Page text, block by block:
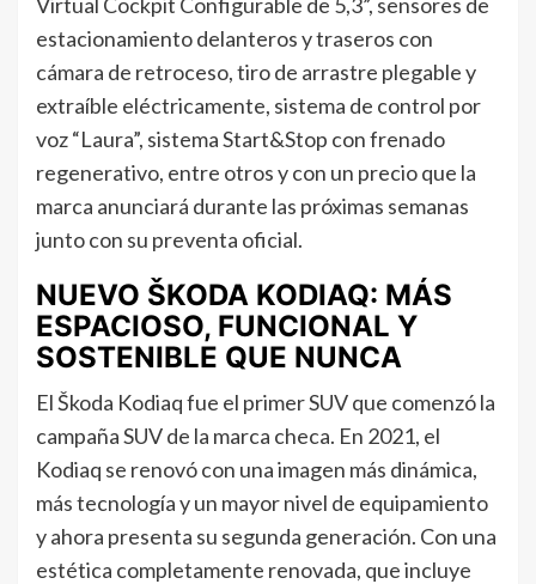
estacionamiento delanteros y traseros con
cámara de retroceso, tiro de arrastre plegable y
extraíble eléctricamente, sistema de control por
voz “Laura”, sistema Start&Stop con frenado
regenerativo, entre otros y con un precio que la
marca anunciará durante las próximas semanas
junto con su preventa oficial.
NUEVO ŠKODA KODIAQ: MÁS
ESPACIOSO, FUNCIONAL Y
SOSTENIBLE QUE NUNCA
El Škoda Kodiaq fue el primer SUV que comenzó la
campaña SUV de la marca checa. En 2021, el
Kodiaq se renovó con una imagen más dinámica,
más tecnología y un mayor nivel de equipamiento
y ahora presenta su segunda generación. Con una
estética completamente renovada, que incluye